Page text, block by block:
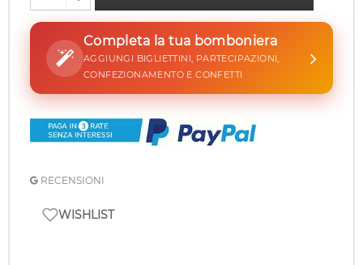
Completa la tua bomboniera
AGGIUNGI BIGLIETTINI, PARTECIPAZIONI,
CONFEZIONAMENTO E CONFETTI
RECENSIONI
WISHLIST